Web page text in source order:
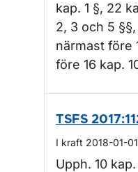
kap. 1 §, 22
2, 3 och 5
närmast före
före 16 kap.
TSFS
I kraft 2018-01-
Upph. 10 kap.